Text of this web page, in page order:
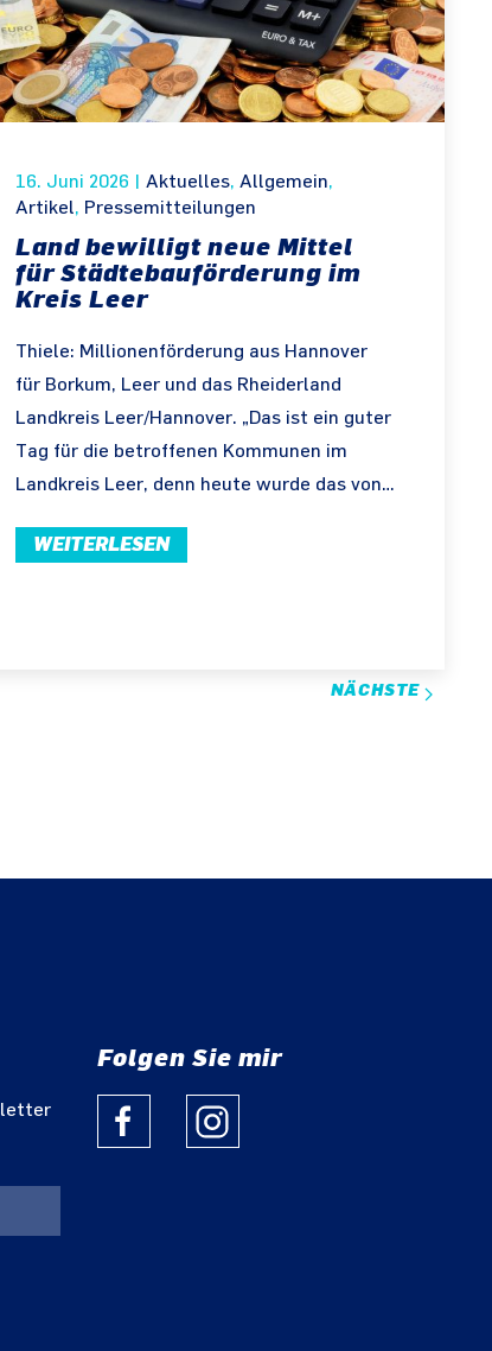
16. Juni 2026 |Aktuelles,Allgemein,
Artikel, Pressemitteilungen
Land bewilligt neue Mittel
für Städtebauförderung im
Kreis Leer
Thiele: Millionenförderung aus Hannover
für Borkum, Leer und das Rheiderland
Landkreis Leer/Hannover. „Das ist ein guter
Tag für die betroffenen Kommunen im
Landkreis Leer, denn heute wurde das von…
WEITERLESEN
NÄCHSTE
Folgen Sie mir